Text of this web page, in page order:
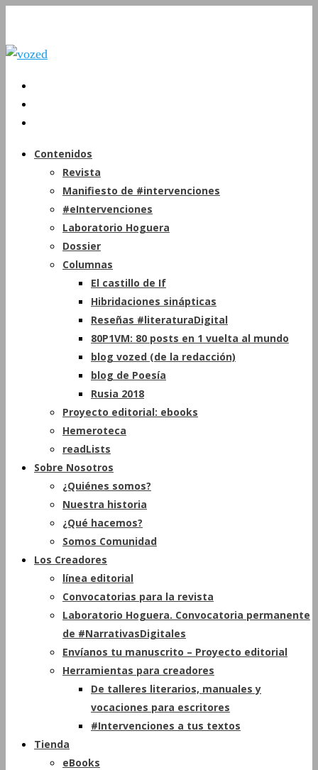
Contenidos
Revista
Manifiesto de #intervenciones
#eIntervenciones
Laboratorio Hoguera
Dossier
Columnas
El castillo de If
Hibridaciones sinápticas
Reseñas #literaturaDigital
80P1VM: 80 posts en 1 vuelta al mundo
blog vozed (de la redacción)
blog de Poesía
Rusia 2018
Proyecto editorial: ebooks
Hemeroteca
readLists
Sobre Nosotros
¿Quiénes somos?
Nuestra historia
¿Qué hacemos?
Somos Comunidad
Los Creadores
línea editorial
Convocatorias para la revista
Laboratorio Hoguera. Convocatoria permanente
de #NarrativasDigitales
Envíanos tu manuscrito – Proyecto editorial
Herramientas para creadores
De talleres literarios, manuales y
vocaciones para escritores
#Intervenciones a tus textos
Tienda
eBooks